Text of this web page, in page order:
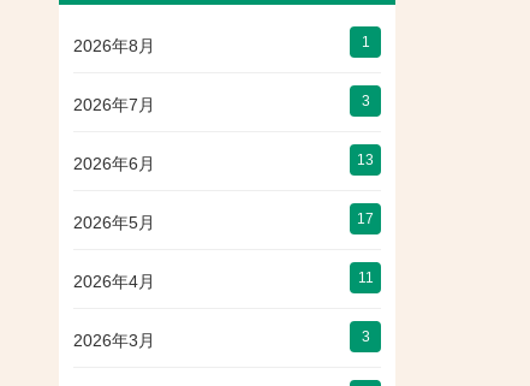
2026年8月 1
2026年7月 3
2026年6月 13
2026年5月 17
2026年4月 11
2026年3月 3